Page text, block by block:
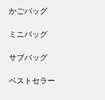
かごバッグ
ミニバッグ
サブバッグ
ベストセラー